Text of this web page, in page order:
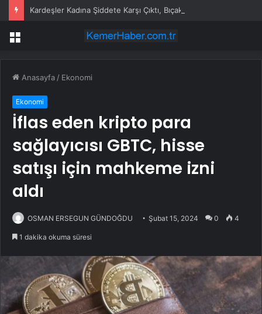
Kardeşler Kadına Şiddete Karşı Çıktı, Bıçaklandı
Menü
Anasayfa / Ekonomi
Ekonomi
İflas eden kripto para
sağlayıcısı GBTC, hisse
satışı için mahkeme izni
aldı
OSMAN ERSEGUN GÜNDOĞDU Şubat 15, 2024 0 4
1 dakika okuma süresi